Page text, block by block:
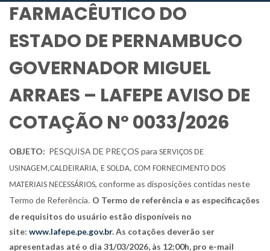
FARMACÊUTICO DO
ESTADO DE PERNAMBUCO
GOVERNADOR MIGUEL
ARRAES – LAFEPE AVISO DE
COTAÇÃO Nº 0033/2026
OBJETO: PESQUISA DE PREÇOS para SERVIÇOS DE
USINAGEM,CALDEIRARIA, E SOLDA, COM FORNECIMENTO DOS
MATERIAIS NECESSÁRIOS, conforme as disposições contidas neste
Termo de Referência. O Termo de referência e as especificações
de requisitos do usuário estão disponíveis no
site: www.lafepe.pe.gov.br. As cotações deverão ser
apresentadas até o dia 31/03/2026, às 12:00h, pro e-mail